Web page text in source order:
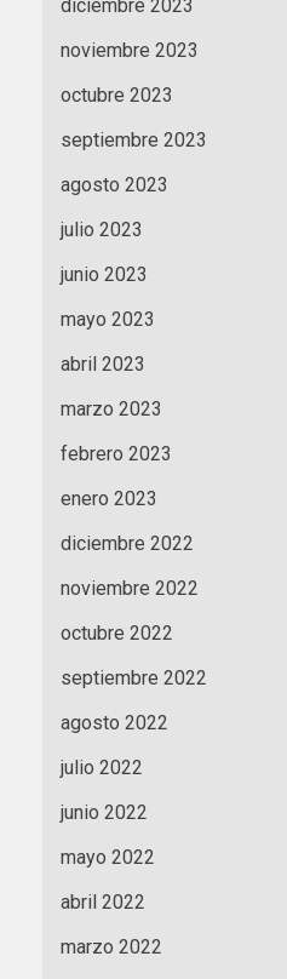
diciembre 2023
noviembre 2023
octubre 2023
septiembre 2023
agosto 2023
julio 2023
junio 2023
mayo 2023
abril 2023
marzo 2023
febrero 2023
enero 2023
diciembre 2022
noviembre 2022
octubre 2022
septiembre 2022
agosto 2022
julio 2022
junio 2022
mayo 2022
abril 2022
marzo 2022